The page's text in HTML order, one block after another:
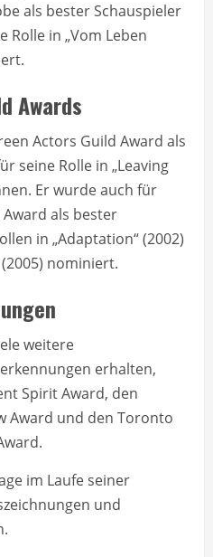
als bester Schauspieler
Rolle in „Vom Leben
Awards
Actors Guild Award als
seine Rolle in „Leaving
Er wurde auch für
als bester
in „Adaptation“ (2002)
nominiert.
weitere
erhalten,
Spirit Award, den
Award und den Toronto
im Laufe seiner
und